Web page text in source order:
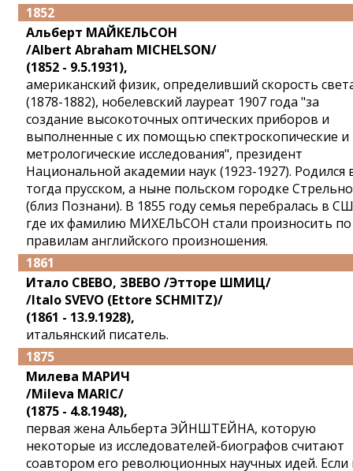
1852
Альберт МАЙКЕЛЬСОН
/Albert Abraham MICHELSON/
(1852 - 9.5.1931),
американский физик, определивший скорость
(1878-1882), нобелевский лауреат 1907 года "за
создание высокоточных оптических приборов и
выполненные с их помощью спектроскопические и
метрологические исследования", президент
Национальной академии наук (1923-1927). Родился
тогда прусском, а ныне польском городке Стрельно
(близ Познани). В 1855 году семья перебралась в
где их фамилию МИХЕЛЬСОН стали произносить по
правилам английского произношения.
1861
Итало СВЕВО, ЗВЕВО /Этторе ШМИЦ/
/Italo SVEVO (Ettore SCHMITZ)/
(1861 - 13.9.1928),
итальянский писатель.
1875
Милева МАРИЧ
/Mileva MARIC/
(1875 - 4.8.1948),
первая жена Альберта ЭЙНШТЕЙНА, которую
некоторые из исследователей-биографов считают
соавтором его революционных научных идей. Если